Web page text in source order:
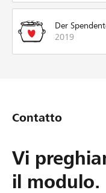
Der
2019
Contatto
Vi
il modulo.